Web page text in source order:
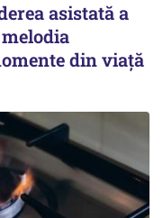
asistată a
din viață